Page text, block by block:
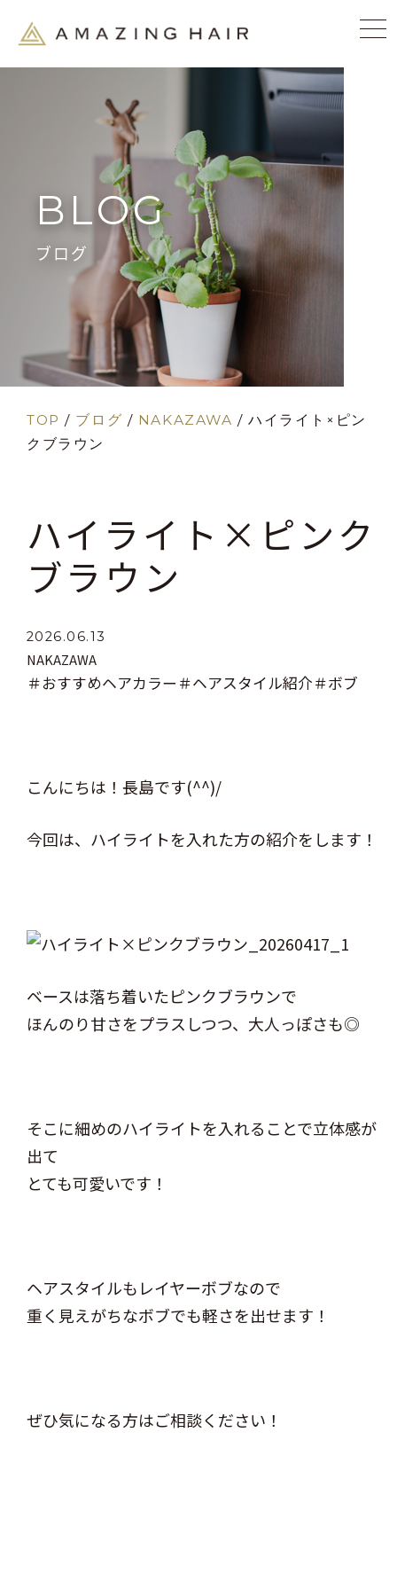
BLOG
ブログ
TOP / ブログ / NAKAZAWA /ハイライト×ピン
クブラウン
ハイライト×ピンク
ブラウン
2026.06.13
NAKAZAWA
＃おすすめヘアカラー ＃ヘアスタイル紹介＃ボブ
こんにちは！長島です(^^)/
今回は、ハイライトを入れた方の紹介をします！
ベースは落ち着いたピンクブラウンで
ほんのり甘さをプラスしつつ、大人っぽさも◎
そこに細めのハイライトを入れることで立体感が
出て
とても可愛いです！
ヘアスタイルもレイヤーボブなので
重く見えがちなボブでも軽さを出せます！
ぜひ気になる方はご相談ください！